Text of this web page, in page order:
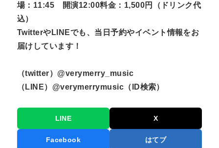
場：11:45 開演12:00料金：1,500円（ドリンク代
込）
TwitterやLINEでも、当日予約やイベント情報をお
届けしています！
（twitter）@verymerry_music
（LINE）@verymerrymusic（ID検索）
LINE X
Facebook はてブ